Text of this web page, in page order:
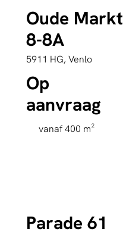
Oude Markt
8-8A
5911 HG, Venlo
Op
aanvraag
vanaf 400 m²
Parade 61